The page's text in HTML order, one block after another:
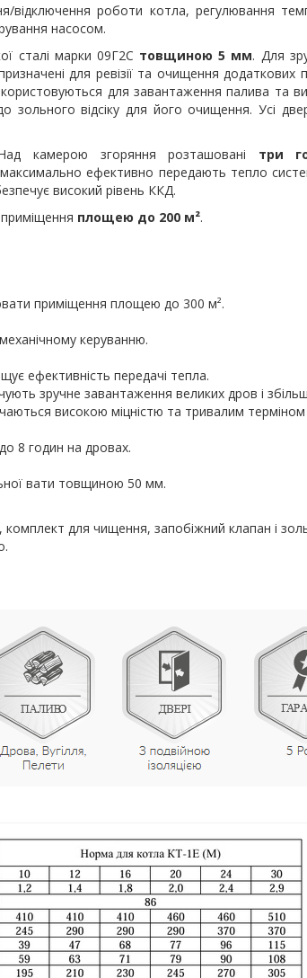
відключення роботи котла, регулювання
насосом.
сталі марки 09Г2С товщиною 5 мм. Для
для ревізії та очищення додаткових
для завантаження палива та
відсіку для його очищення. Усі
камерою згоряння розташовані три
ефективно передають тепло
високий рівень ККД.
площею до 200 м².
приміщення площею до 300 м².
керуванню.
ефективність передачі тепла.
зручне завантаження великих дров і
високою міцністю та тривалим
8 годин на дровах.
вати товщиною 50 мм.
комплект для чищення, запобіжний клапан і